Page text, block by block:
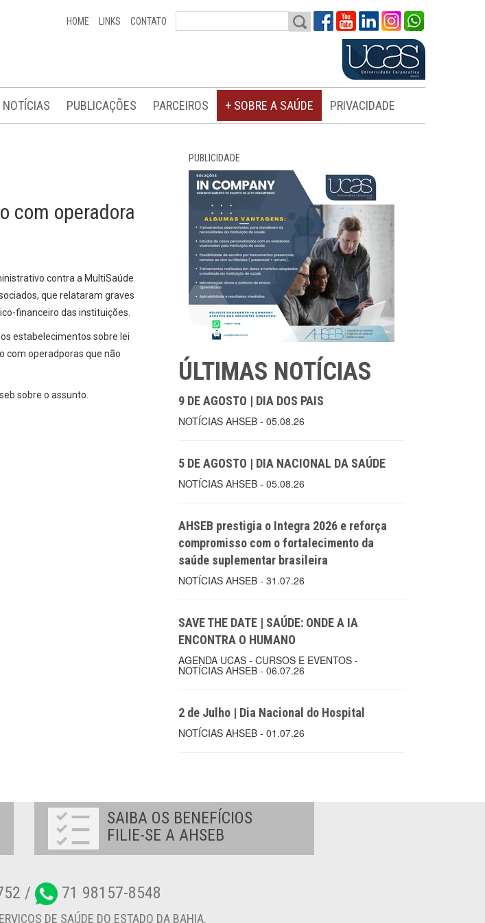
HOME LINKS CONTATO
NOTÍCIAS PUBLICAÇÕES PARCEIROS + SOBRE A SAÚDE PRIVACIDADE
com operadora
contra a MultiSaúde
que relataram graves
financeiro das instituições.
estabelecimentos sobre lei
com operadporas que não
sobre o assunto.
PUBLICIDADE
ÚLTIMAS NOTÍCIAS
9 DE AGOSTO | DIA DOS PAIS
NOTÍCIAS AHSEB - 05.08.26
5 DE AGOSTO | DIA NACIONAL DA SAÚDE
NOTÍCIAS AHSEB - 05.08.26
AHSEB prestigia o Integra 2026 e reforça
compromisso com o fortalecimento da
saúde suplementar brasileira
NOTÍCIAS AHSEB - 31.07.26
SAVE THE DATE | SAÚDE: ONDE A IA
ENCONTRA O HUMANO
AGENDA UCAS - CURSOS E EVENTOS -
NOTÍCIAS AHSEB - 06.07.26
2 de Julho | Dia Nacional do Hospital
NOTÍCIAS AHSEB - 01.07.26
SAIBA OS BENEFÍCIOS
FILIE-SE A AHSEB
/ 71 98157-8548
DE SAÚDE DO ESTADO DA BAHIA.